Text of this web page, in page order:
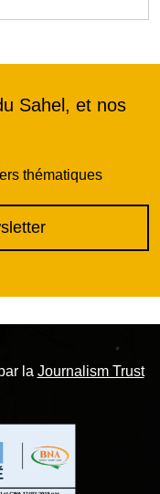
Sahel, et nos
thématiques
la Journalism Trust